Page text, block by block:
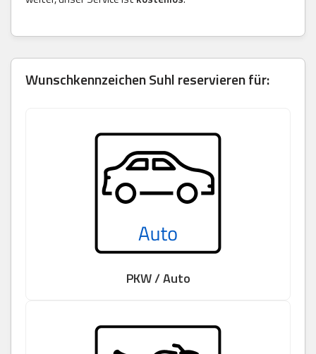
Wunschkennzeichen Suhl reservieren für:
PKW / Auto